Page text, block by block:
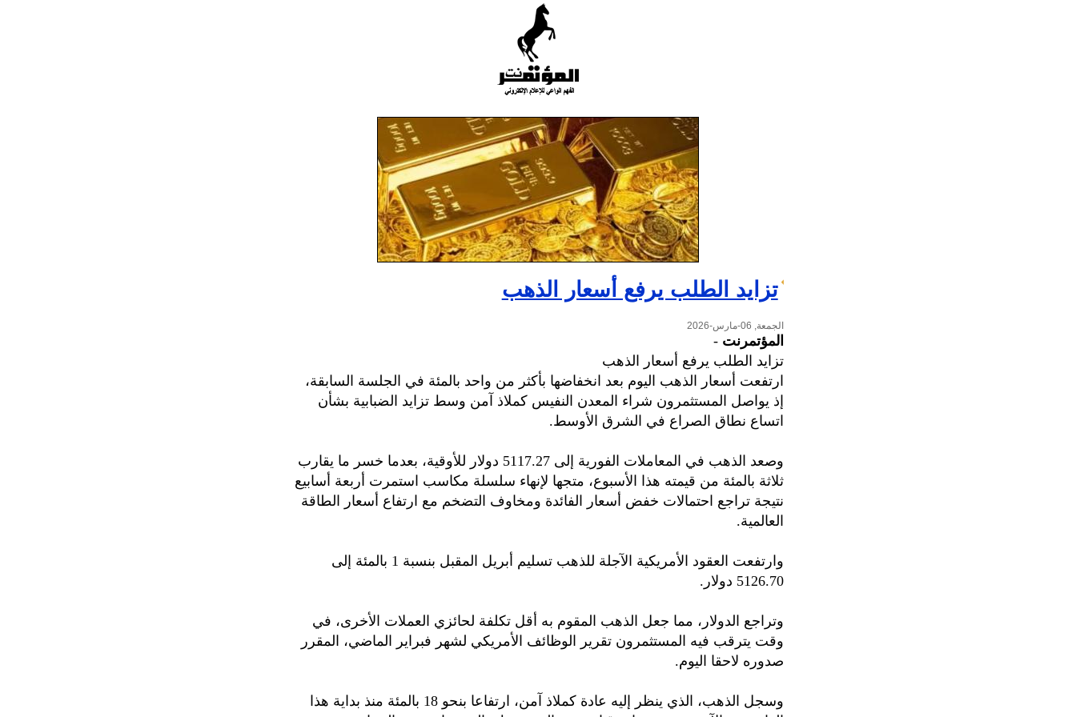
تزايد الطلب يرفع أسعار الذهب
الجمعة, 06-مارس-2026
المؤتمرنت -
تزايد الطلب يرفع أسعار الذهب
ارتفعت أسعار الذهب اليوم بعد انخفاضها بأكثر من واحد بالمئة في الجلسة السابقة،
إذ يواصل المستثمرون شراء المعدن النفيس كملاذ آمن وسط تزايد الضبابية بشأن
اتساع نطاق الصراع في الشرق الأوسط.
وصعد الذهب في المعاملات الفورية إلى 5117.27 دولار للأوقية، بعدما خسر ما يقارب
ثلاثة بالمئة من قيمته هذا الأسبوع، متجها لإنهاء سلسلة مكاسب استمرت أربعة أسابيع
نتيجة تراجع احتمالات خفض أسعار الفائدة ومخاوف التضخم مع ارتفاع أسعار الطاقة
العالمية.
وارتفعت العقود الأمريكية الآجلة للذهب تسليم أبريل المقبل بنسبة 1 بالمئة إلى
5126.70 دولار.
وتراجع الدولار، مما جعل الذهب المقوم به أقل تكلفة لحائزي العملات الأخرى، في
وقت يترقب فيه المستثمرون تقرير الوظائف الأمريكي لشهر فبراير الماضي، المقرر
صدوره لاحقا اليوم.
وسجل الذهب، الذي ينظر إليه عادة كملاذ آمن، ارتفاعا بنحو 18 بالمئة منذ بداية هذا